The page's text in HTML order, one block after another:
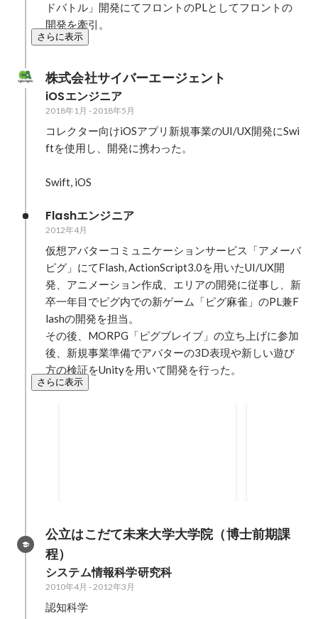
ドバトル」開発にてフロントのPLとしてフロントの
開発を牽引。
さらに表示
株式会社サイバーエージェント
iOSエンジニア
2018年1月 -2018年5月
コレクター向けiOSアプリ新規事業のUI/UX開発にSwi
ftを使用し、開発に携わった。
Swift, iOS
Flashエンジニア
2012年4月
仮想アバターコミュニケーションサービス「アメーバ
ピグ」にてFlash, ActionScript3.0を用いたUI/UX開
発、アニメーション作成、エリアの開発に従事し、新
卒一年目でピグ内での新ゲーム「ピグ麻雀」のPL兼F
lashの開発を担当。
その後、MORPG「ピグブレイブ」の立ち上げに参加
後、新規事業準備でアバターの3D表現や新しい遊び
方の検証をUnityを用いて開発を行った。
さらに表示
公立はこだて未来大学大学院（博士前期課
程）
システム情報科学研究科
2010年4月 -2012年3月
認知科学